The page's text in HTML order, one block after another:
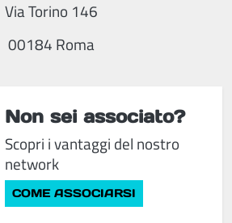
Non sei associato?
Scopri i vantaggi del nostro
network
COME ASSOCIARSI
Via Torino 146
00184 Roma